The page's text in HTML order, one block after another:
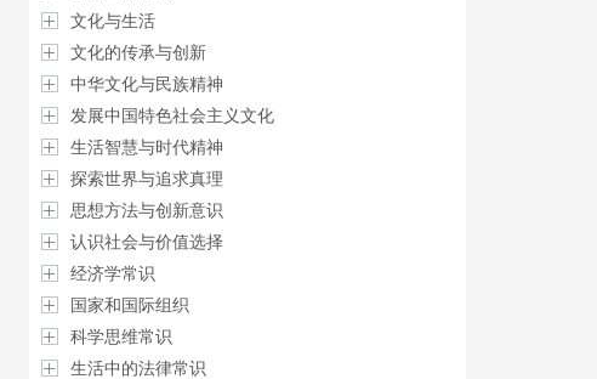
文化与生活
文化的传承与创新
中华文化与民族精神
发展中国特色社会主义文化
生活智慧与时代精神
探索世界与追求真理
思想方法与创新意识
认识社会与价值选择
经济学常识
国家和国际组织
科学思维常识
生活中的法律常识